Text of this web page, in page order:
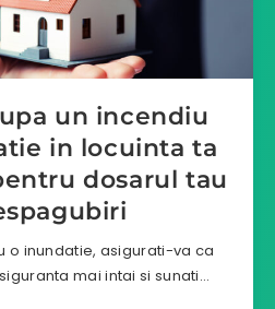
un incendiu
in locuinta ta
dosarul tau
o inundatie, asigurati-va ca
mai intai si sunati…